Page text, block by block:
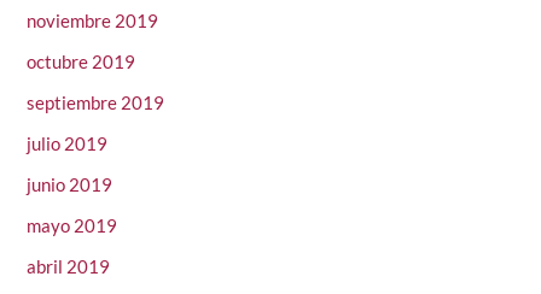
noviembre 2019
octubre 2019
septiembre 2019
julio 2019
junio 2019
mayo 2019
abril 2019